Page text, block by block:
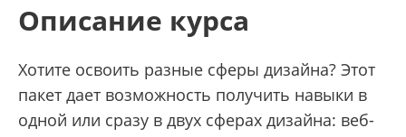
Описание курса
Хотите освоить разные сферы дизайна? Этот
пакет дает возможность получить навыки в
одной или сразу в двух сферах дизайна: веб-